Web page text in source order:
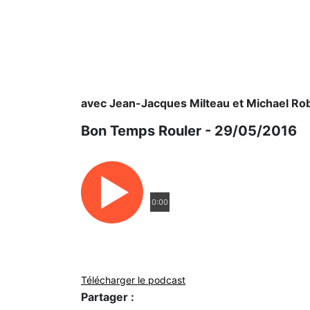
avec Jean-Jacques Milteau et Michael
Bon Temps Rouler - 29/05/2016
0:00
Télécharger le podcast
Partager :